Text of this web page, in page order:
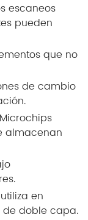
escaneos
pueden
que no
de cambio
almacenan
en
doble capa.